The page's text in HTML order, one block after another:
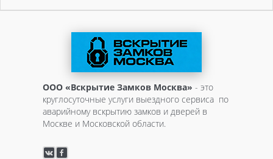
ООО «Вскрытие Замков Москва» - это
круглосуточные услуги выездного сервиса по
аварийному вскрытию замков и дверей в
Москве и Московской области.